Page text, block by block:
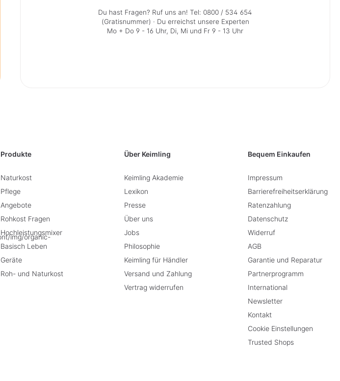
Du hast Fragen? Ruf uns an! Tel: 0800 / 534 654
(Gratisnummer) · Du erreichst unsere Experten
Mo + Do 9 - 16 Uhr, Di, Mi und Fr 9 - 13 Uhr
Produkte
Naturkost
Pflege
Angebote
Rohkost Fragen
Hochleistungsmixer
Basisch Leben
Geräte
Roh- und Naturkost
Über Keimling
Keimling Akademie
Lexikon
Presse
Über uns
Jobs
Philosophie
Keimling für Händler
Versand und Zahlung
Vertrag widerrufen
Bequem Einkaufen
Impressum
Barrierefreiheitserklärung
Ratenzahlung
Datenschutz
Widerruf
AGB
Garantie und Reparatur
Partnerprogramm
International
Newsletter
Kontakt
Cookie Einstellungen
Trusted Shops